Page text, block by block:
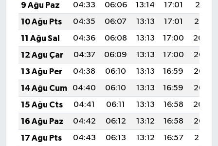
9 Ağu Paz
04:33 06:06 13:14 17:01
20:11
10 Ağu Pts
04:35 06:07 13:13 17:01
20:10
11 Ağu Sal
04:36 06:08 13:13 17:00
20:09
12 Ağu Çar
04:37 06:09 13:13 17:00
20:08
13 Ağu Per
04:38 06:10 13:13 16:59
20:06
14 Ağu Cum
04:40 06:10 13:13 16:59
20:05
15 Ağu Cts
04:41 06:11 13:13 16:58
20:04
16 Ağu Paz
04:42 06:12 13:12 16:58
20:03
17 Ağu Pts
04:43 06:13 13:12 16:57
20:01